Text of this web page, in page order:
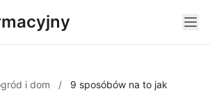
i dom /
9 sposóbów na to jak